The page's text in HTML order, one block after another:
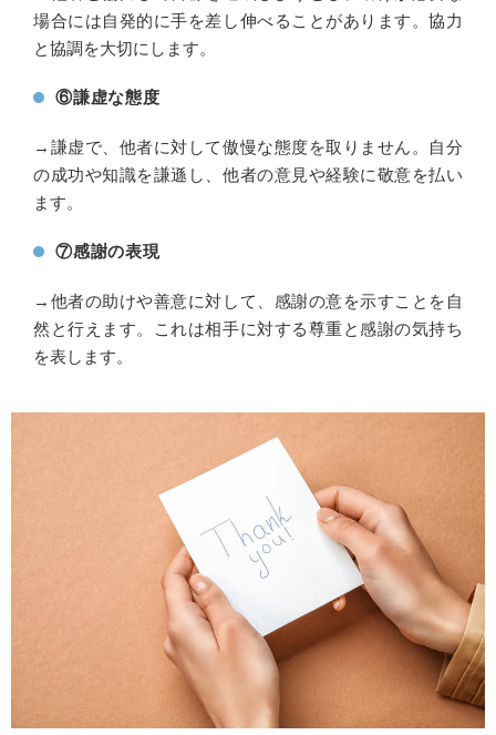
場合には自発的に手を差し伸べることがあります。協力
と協調を大切にします。
⑥謙虚な態度
→謙虚で、他者に対して傲慢な態度を取りません。自分
の成功や知識を謙遜し、他者の意見や経験に敬意を払い
ます。
⑦感謝の表現
→他者の助けや善意に対して、感謝の意を示すことを自
然と行えます。これは相手に対する尊重と感謝の気持ち
を表します。